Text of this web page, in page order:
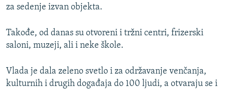
za sedenje izvan objekta.
Takođe, od danas su otvoreni i tržni centri, frizerski
saloni, muzeji, ali i neke škole.
Vlada je dala zeleno svetlo i za održavanje venčanja,
kulturnih i drugih događaja do 100 ljudi, a otvaraju se i